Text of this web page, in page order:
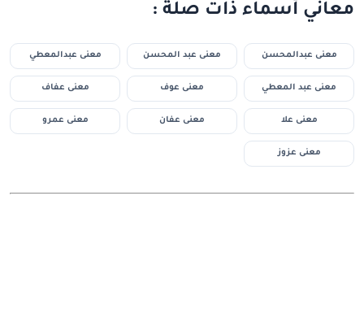
معاني أسماء ذات صلة :
معنى عبدالمحسن معنى عبد المحسن معنى عبدالمعطي
معنى عبد المعطي معنى عوف معنى عفاف
معنى علا معنى عفان معنى عمرو
معنى عزوز